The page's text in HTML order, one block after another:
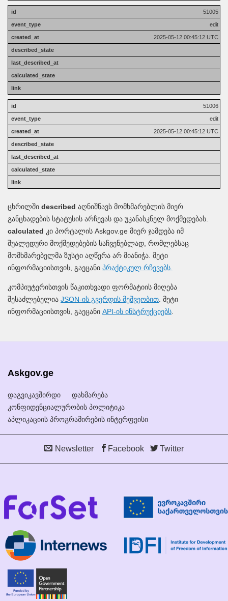
51005
edit
2025-05-12 00:45:12 UTC
51006
edit
2025-05-12 00:45:12 UTC
ცხრილში described აღნიშნავს მომხმარებლის მიერ
განცხადების სტატუსის არჩევას და უკანასკნელ მოქმედებას.
calculated კი პორტალის Askgov.ge მიერ ჯამდება იმ
შუალედური მოქმედებების საჩვენებლად, რომლებსაც
მომხმარებელმა ზუსტი აღწერა არ მიანიჭა. მეტი
ინფორმაციისთვის, გაეცანი პრაქტიკულ რჩევებს.
კომპიუტერისთვის წაკითხვადი ფორმატიის მიღება
შესაძლებელია JSON-ის გვერდის მეშვეობით . მეტი
ინფორმაციისთვის, გაეცანი API-ის ინსტრუქციებს
Askgov.ge
დაგვიკავშირდი
დახმარება
კონფიდენციალურობის პოლიტიკა
აპლიკაციის პროგრამირების ინტერფეისი
Newsletter Facebook Twitter